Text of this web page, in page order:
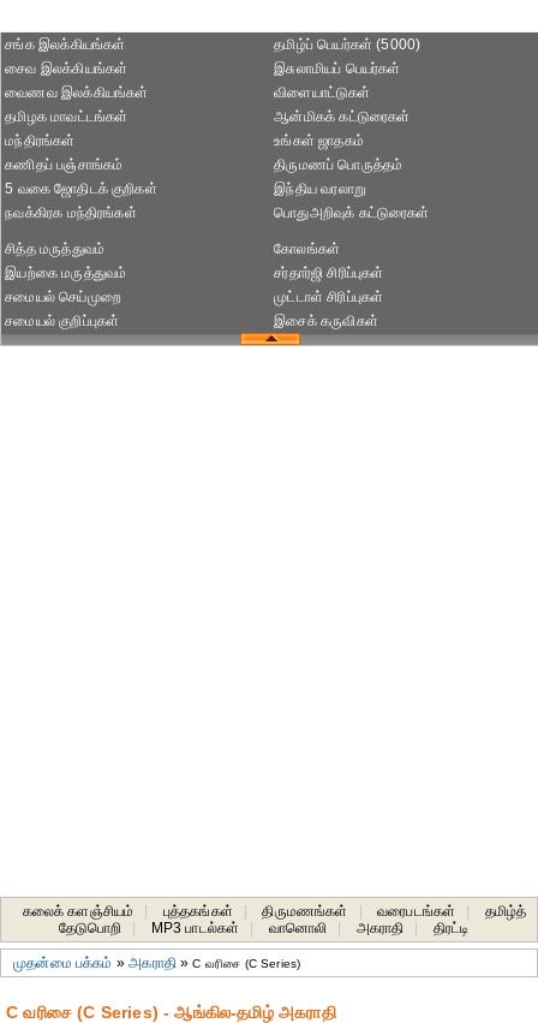
சங்க இலக்கியங்கள்
சைவ இலக்கியங்கள்
வைணவ இலக்கியங்கள்
தமிழக மாவட்டங்கள்
தமிழ்ப் பெயர்கள் (5000)
இசுலாமியப் பெயர்கள்
விளையாட்டுகள்
ஆன்மிகக் கட்டுரைகள்
மந்திரங்கள்
கணிதப் பஞ்சாங்கம்
5 வகை ஜோதிடக் குறிகள்
நவக்கிரக மந்திரங்கள்
உங்கள் ஜாதகம்
திருமணப் பொருத்தம்
இந்திய வரலாறு
பொதுஅறிவுக் கட்டுரைகள்
சித்த மருத்துவம்
இயற்கை மருத்துவம்
சமையல் செய்முறை
சமையல் குறிப்புகள்
கோலங்கள்
சர்தார்ஜி சிரிப்புகள்
முட்டாள் சிரிப்புகள்
இசைக் கருவிகள்
கலைக் களஞ்சியம் புத்தகங்கள் திருமணங்கள் வரைபடங்கள்
தமிழ்த்
தேடுபொறி
MP3 பாடல்கள் வானொலி அகராதி திரட்டி
முதன்மை பக்கம் »அகராதி»C வரிசை (C Series)
C வரிசை (C Series) - ஆங்கில-தமிழ் அகராதி